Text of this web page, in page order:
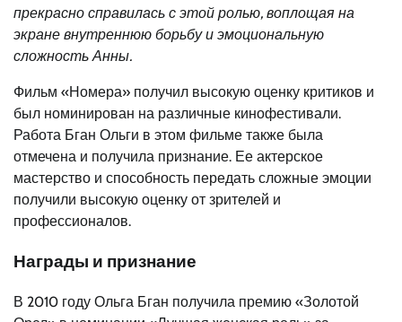
прекрасно справилась с этой ролью, воплощая на
экране внутреннюю борьбу и эмоциональную
сложность Анны.
Фильм «Номера» получил высокую оценку критиков и
был номинирован на различные кинофестивали.
Работа Бган Ольги в этом фильме также была
отмечена и получила признание. Ее актерское
мастерство и способность передать сложные эмоции
получили высокую оценку от зрителей и
профессионалов.
Награды и признание
В 2010 году Ольга Бган получила премию «Золотой